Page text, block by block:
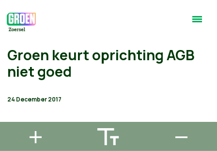
Groen keurt oprichting AGB
niet goed
24 December 2017